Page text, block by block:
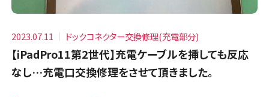
2023.07.11 ドックコネクター交換修理(充電部分)
【iPadPro11第2世代】充電ケーブルを挿しても反応
なし…充電口交換修理をさせて頂きました。